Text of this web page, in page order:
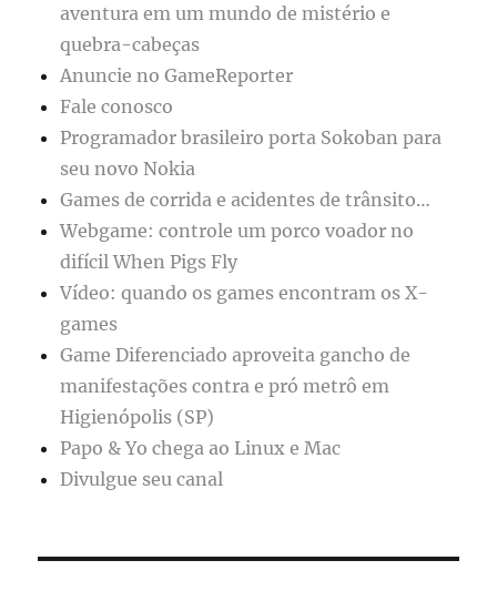
aventura em um mundo de mistério e
quebra-cabeças
Anuncie no GameReporter
Fale conosco
Programador brasileiro porta Sokoban para
seu novo Nokia
Games de corrida e acidentes de trânsito…
Webgame: controle um porco voador no
difícil When Pigs Fly
Vídeo: quando os games encontram os X-
games
Game Diferenciado aproveita gancho de
manifestações contra e pró metrô em
Higienópolis (SP)
Papo & Yo chega ao Linux e Mac
Divulgue seu canal